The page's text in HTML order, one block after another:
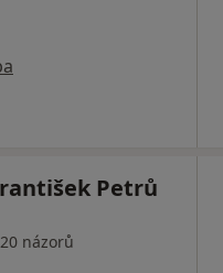
Petrů
20 názorů